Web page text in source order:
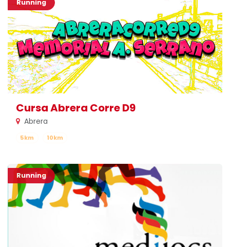
Running
Cursa Abrera Corre D9
Abrera
5km 10km
Running